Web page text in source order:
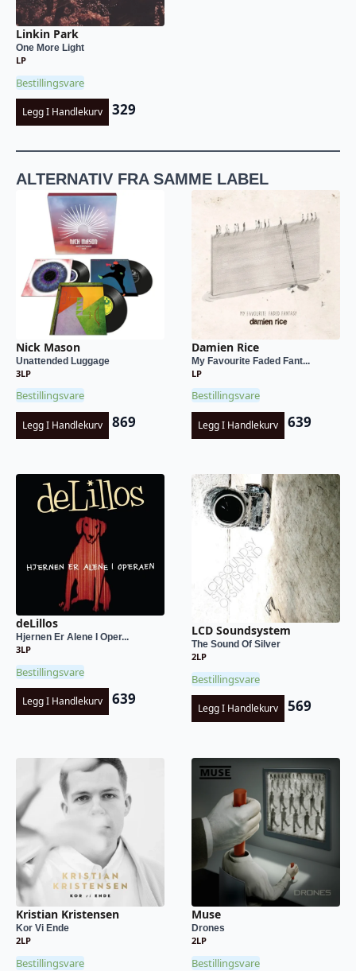
Linkin Park
One More Light
LP
Bestillingsvare
Legg I Handlekurv 329
ALTERNATIV FRA SAMME LABEL
Nick Mason
Unattended Luggage
3LP
Bestillingsvare
Legg I Handlekurv 869
Damien Rice
My Favourite Faded Fant...
LP
Bestillingsvare
Legg I Handlekurv 639
deLillos
Hjernen Er Alene I Oper...
3LP
Bestillingsvare
Legg I Handlekurv 639
LCD Soundsystem
The Sound Of Silver
2LP
Bestillingsvare
Legg I Handlekurv 569
Kristian Kristensen
Kor Vi Ende
2LP
Bestillingsvare
Muse
Drones
2LP
Bestillingsvare